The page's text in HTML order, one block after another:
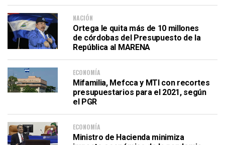
NACIÓN
Ortega le quita más de 10 millones
de córdobas del Presupuesto de la
República al MARENA
ECONOMÍA
Mifamilia, Mefcca y MTI con recortes
presupuestarios para el 2021, según
el PGR
ECONOMÍA
Ministro de Hacienda minimiza